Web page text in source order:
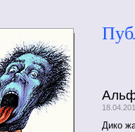
Дико